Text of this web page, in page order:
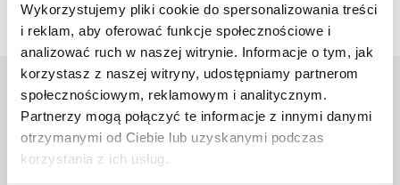
Wykorzystujemy pliki cookie do spersonalizowania treści
i reklam, aby oferować funkcje społecznościowe i
analizować ruch w naszej witrynie. Informacje o tym, jak
korzystasz z naszej witryny, udostępniamy partnerom
społecznościowym, reklamowym i analitycznym.
Partnerzy mogą połączyć te informacje z innymi danymi
otrzymanymi od Ciebie lub uzyskanymi podczas
korzystania z ich usług.
Uniwersytet Rzeszowski
Al. Tadeusza Rejtana 16C
35-959 Rzeszów